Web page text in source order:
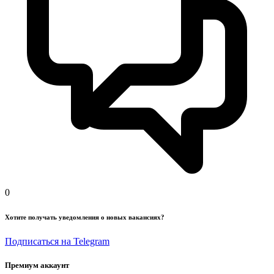
0
Хотите получать уведомления о новых вакансиях?
Подписаться на Telegram
Премиум аккаунт